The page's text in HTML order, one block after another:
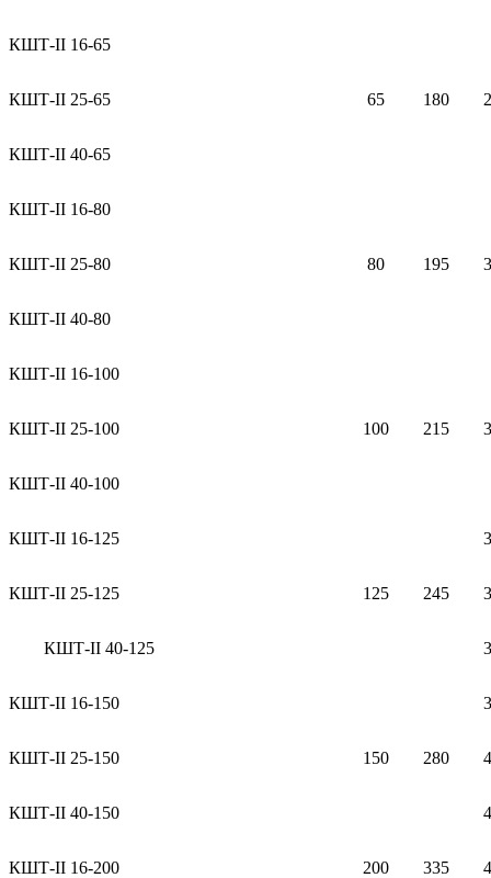
КШТ-II 16-65
65 180
КШТ-II 25-65
КШТ-II 40-65
КШТ-II 16-80
80 195
КШТ-II 25-80
КШТ-II 40-80
КШТ-II 16-100
100 215
КШТ-II 25-100
КШТ-II 40-100
КШТ-II 16-125
125 245
КШТ-II 25-125
КШТ-II 40-125
КШТ-II 16-150
150 280
КШТ-II 25-150
КШТ-II 40-150
КШТ-II 16-200 200 335